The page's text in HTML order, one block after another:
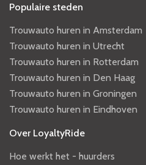
Populaire steden
Trouwauto huren in Amsterdam
Trouwauto huren in Utrecht
Trouwauto huren in Rotterdam
Trouwauto huren in Den Haag
Trouwauto huren in Groningen
Trouwauto huren in Eindhoven
Over LoyaltyRide
Hoe werkt het - huurders